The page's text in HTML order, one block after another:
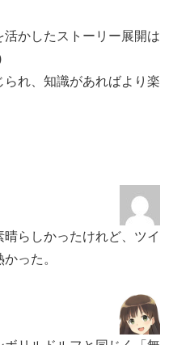
かしたストーリー展開は
れ、知識があればより楽
らしかったけれど、ツイ
った。